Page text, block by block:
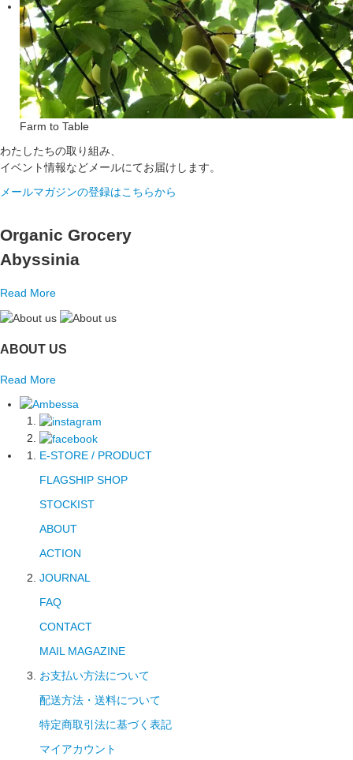
Farm to Table
わたしたちの取り組み、
イベント情報などメールにてお届けします。
メールマガジンの登録はこちらから
Organic Grocery
Abyssinia
Read More
ABOUT US
Read More
E-STORE / PRODUCT
FLAGSHIP SHOP
STOCKIST
ABOUT
ACTION
JOURNAL
FAQ
CONTACT
MAIL MAGAZINE
お支払い方法について
配送方法・送料について
特定商取引法に基づく表記
マイアカウント